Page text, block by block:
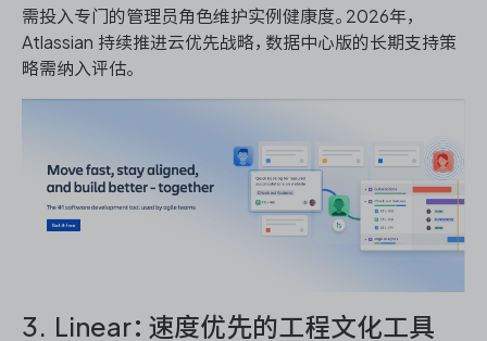
需投入专门的管理员角色维护实例健康度。2026年，
Atlassian 持续推进云优先战略，数据中心版的长期支持策
略需纳入评估。
3. Linear：速度优先的工程文化工具